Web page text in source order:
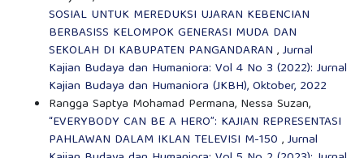
SOSIAL UNTUK MEREDUKSI UJARAN KEBENCIAN
BERBASISS KELOMPOK GENERASI MUDA DAN
SEKOLAH DI KABUPATEN PANGANDARAN ,Jurnal
Kajian Budaya dan Humaniora: Vol 4 No 3 (2022): Jurnal
Kajian Budaya dan Humaniora (JKBH), Oktober, 2022
Rangga Saptya Mohamad Permana, Nessa Suzan,
“EVERYBODY CAN BE A HERO”: KAJIAN REPRESENTASI
PAHLAWAN DALAM IKLAN TELEVISI M-150 ,Jurnal